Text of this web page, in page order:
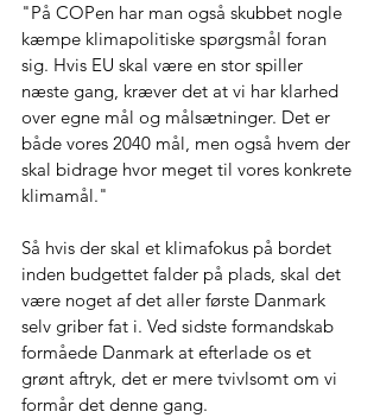
"På COPen har man også skubbet nogle
kæmpe klimapolitiske spørgsmål foran
sig. Hvis EU skal være en stor spiller
næste gang, kræver det at vi har klarhed
over egne mål og målsætninger. Det er
både vores 2040 mål, men også hvem der
skal bidrage hvor meget til vores konkrete
klimamål."
Så hvis der skal et klimafokus på bordet
inden budgettet falder på plads, skal det
være noget af det aller første Danmark
selv griber fat i. Ved sidste formandskab
formåede Danmark at efterlade os et
grønt aftryk, det er mere tvivlsomt om vi
formår det denne gang.